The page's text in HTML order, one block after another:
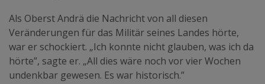
Als Oberst Andrä die Nachricht von all diesen
Veränderungen für das Militär seines Landes hörte,
war er schockiert. „Ich konnte nicht glauben, was ich da
hörte”, sagte er. „All dies wäre noch vor vier Wochen
undenkbar gewesen. Es war historisch.”